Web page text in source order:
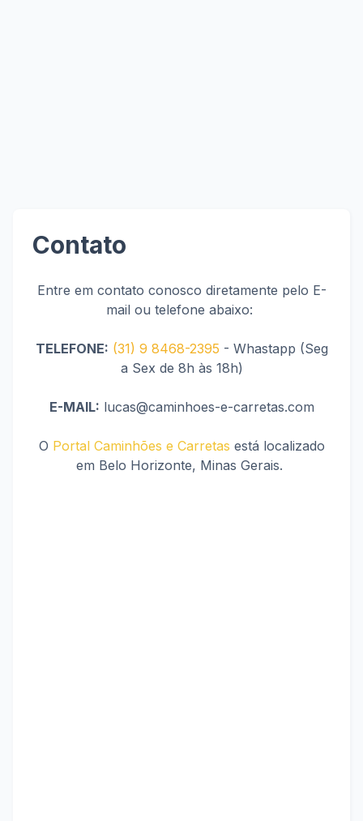
Contato
Entre em contato conosco diretamente pelo E-
mail ou telefone abaixo:
TELEFONE: (31) 9 8468-2395 - Whastapp (Seg
a Sex de 8h às 18h)
E-MAIL: lucas@caminhoes-e-carretas.com
O Portal Caminhões e Carretas está localizado
em Belo Horizonte, Minas Gerais.